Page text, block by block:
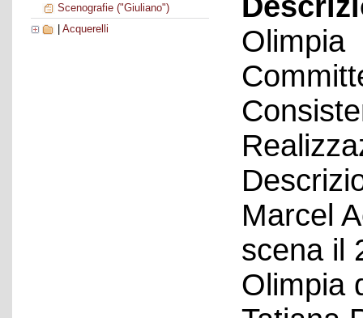
Scenografie ("Giuliano")
Acquerelli
Olimpia
Marcel
scena il
Olimpia